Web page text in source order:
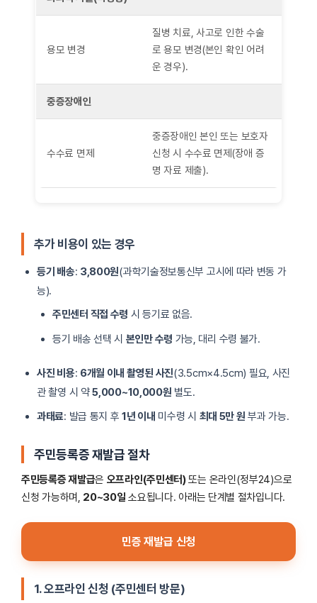
용모 변경
질병 치료, 사고로 인한 수술
로 용모 변경(본인 확인 어려
운 경우).
중증장애인
수수료 면제
중증장애인 본인 또는 보호자
신청 시 수수료 면제(장애 증
명 자료 제출).
추가 비용이 있는 경우
등기 배송: 3,800원(과학기술정보통신부 고시에 따라 변동 가
능).
주민센터 직접 수령 시 등기료 없음.
등기 배송 선택 시 본인만 수령 가능, 대리 수령 불가.
사진 비용: 6개월 이내 촬영된 사진(3.5cm×4.5cm) 필요, 사진
관 촬영 시 약5,000~10,000원 별도.
과태료: 발급 통지 후1년 이내 미수령 시 최대 5만 원 부과 가능.
주민등록증 재발급 절차
주민등록증 재발급은 오프라인(주민센터)또는 온라인(정부24)으로
신청 가능하며, 20~30일 소요됩니다. 아래는 단계별 절차입니다.
민증 재발급 신청
1. 오프라인 신청 (주민센터 방문)